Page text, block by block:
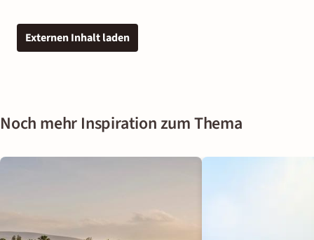
Externen Inhalt laden
Noch mehr Inspiration zum Thema